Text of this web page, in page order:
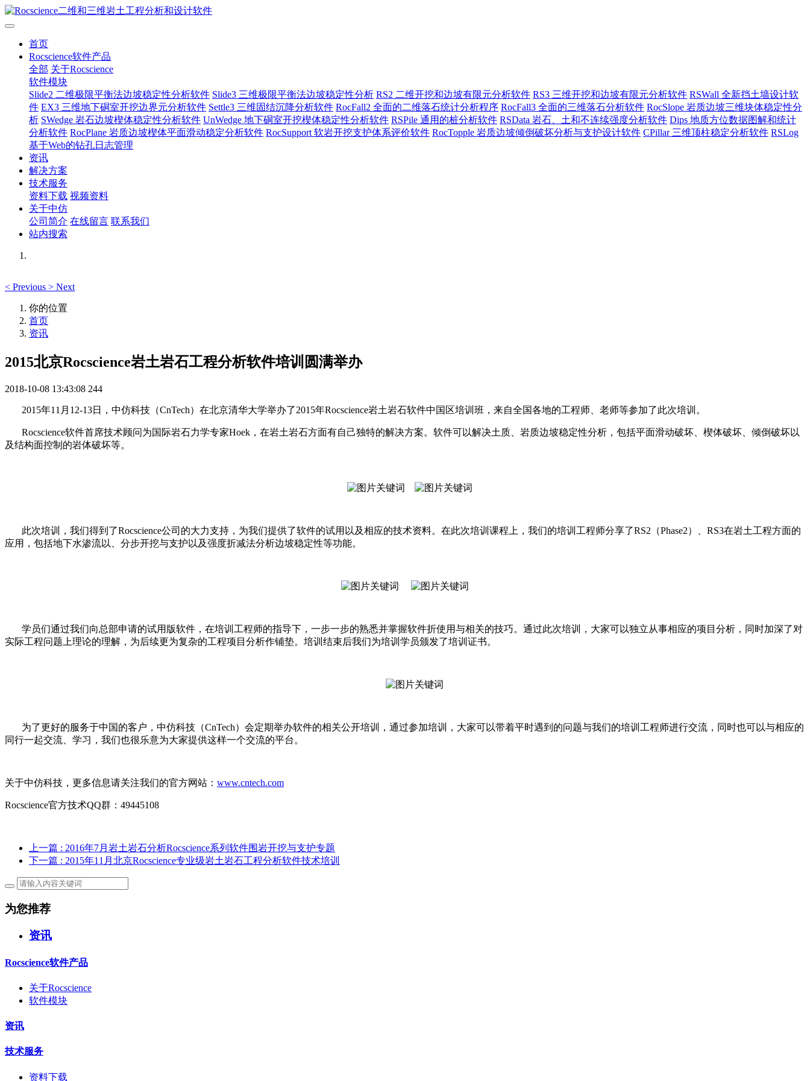
首页
Rocscience软件产品
全部 关于Rocscience
软件模块
Slide2 二维极限平衡法边坡稳定性分析软件 Slide3 三维极限平衡法边坡稳定性分析 RS2 二维开挖和边坡有限元分析软件 RS3 三维开挖和边坡有限元分析软件 RSWall 全新挡土墙设计软
件 EX3 三维地下硐室开挖边界元分析软件 Settle3 三维固结沉降分析软件 RocFall2 全面的二维落石统计分析程序 RocFall3 全面的三维落石分析软件 RocSlope 岩质边坡三维块体稳定性分
析 SWedge 岩石边坡楔体稳定性分析软件 UnWedge 地下硐室开挖楔体稳定性分析软件 RSPile 通用的桩分析软件 RSData 岩石、土和不连续强度分析软件 Dips 地质方位数据图解和统计
分析软件 RocPlane 岩质边坡楔体平面滑动稳定分析软件 RocSupport 软岩开挖支护体系评价软件 RocTopple 岩质边坡倾倒破坏分析与支护设计软件 CPillar 三维顶柱稳定分析软件 RSLog
基于Web的钻孔日志管理
资讯
解决方案
技术服务
资料下载 视频资料
关于中仿
公司简介 在线留言 联系我们
站内搜索
< Previous > Next
你的位置
首页
资讯
2015北京Rocscience岩土岩石工程分析软件培训圆满举办
2018-10-08 13:43:08 244
2015年11月12-13日，中仿科技（CnTech）在北京清华大学举办了2015年Rocscience岩土岩石软件中国区培训班，来自全国各地的工程师、老师等参加了此次培训。
Rocscience软件首席技术顾问为国际岩石力学专家Hoek，在岩土岩石方面有自己独特的解决方案。软件可以解决土质、岩质边坡稳定性分析，包括平面滑动破坏、楔体破坏、倾倒破坏以
及结构面控制的岩体破坏等。
此次培训，我们得到了Rocscience公司的大力支持，为我们提供了软件的试用以及相应的技术资料。在此次培训课程上，我们的培训工程师分享了RS2（Phase2）、RS3在岩土工程方面的
应用，包括地下水渗流以、分步开挖与支护以及强度折减法分析边坡稳定性等功能。
学员们通过我们向总部申请的试用版软件，在培训工程师的指导下，一步一步的熟悉并掌握软件折使用与相关的技巧。通过此次培训，大家可以独立从事相应的项目分析，同时加深了对
实际工程问题上理论的理解，为后续更为复杂的工程项目分析作铺垫。培训结束后我们为培训学员颁发了培训证书。
为了更好的服务于中国的客户，中仿科技（CnTech）会定期举办软件的相关公开培训，通过参加培训，大家可以带着平时遇到的问题与我们的培训工程师进行交流，同时也可以与相应的
同行一起交流、学习，我们也很乐意为大家提供这样一个交流的平台。
关于中仿科技，更多信息请关注我们的官方网站： www.cntech.com
Rocscience官方技术QQ群：49445108
上一篇 : 2016年7月岩土岩石分析Rocscience系列软件围岩开挖与支护专题
下一篇 : 2015年11月北京Rocscience专业级岩土岩石工程分析软件技术培训
为您推荐
资讯
Rocscience软件产品
关于Rocscience
软件模块
资讯
技术服务
资料下载